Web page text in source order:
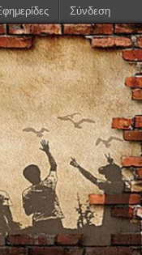
Σύνδεση